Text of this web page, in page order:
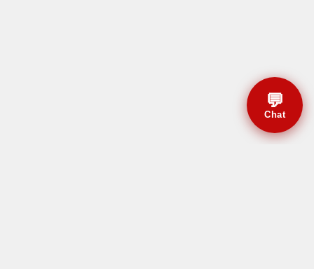
💬
Chat